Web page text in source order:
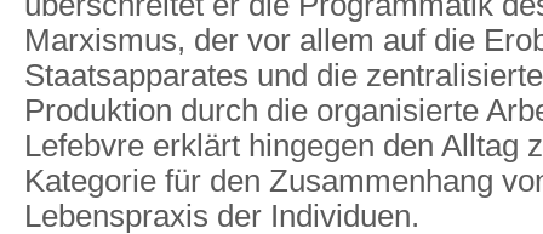
Marxismus, der vor allem auf die
Staatsapparates und die
Produktion durch die organisierte
Lefebvre erklärt hingegen den Alltag
Kategorie für den Zusammenhang
Lebenspraxis der Individuen.